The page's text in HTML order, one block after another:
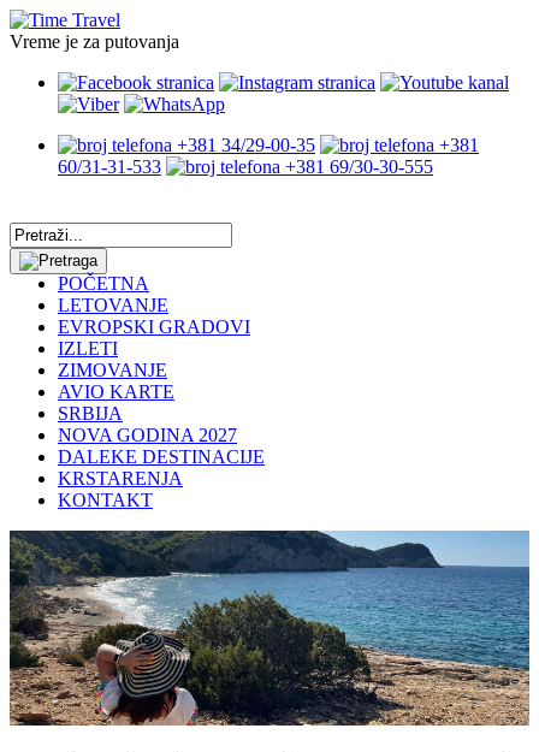
Vreme je za putovanja
+381 34/29-00-35
+381
60/31-31-533
+381 69/30-30-555
POČETNA
LETOVANJE
EVROPSKI GRADOVI
IZLETI
ZIMOVANJE
AVIO KARTE
SRBIJA
NOVA GODINA 2027
DALEKE DESTINACIJE
KRSTARENJA
KONTAKT